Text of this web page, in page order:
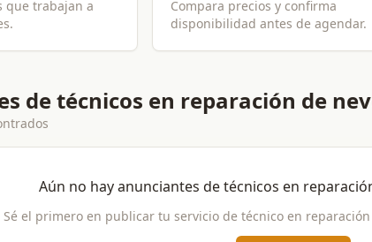
que trabajan a
.
Compara precios y confirma
disponibilidad antes de agendar.
de técnicos en reparación de
Aún no hay anunciantes detécnicos en
Sé el primero en publicar tu servicio de técnico en